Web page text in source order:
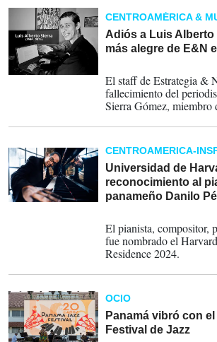
CENTROAMÉRICA &
Adiós a Luis Alberto
más alegre de E&N
El staff de Estrategia &
fallecimiento del
Sierra Gómez, miembro
entrevistas y generoso
CENTROAMERICA-
Universidad de
reconocimiento al
panameño Danilo
El pianista, compositor,
fue nombrado el
Residence 2024.
OCIO
Panamá vibró con el
Festival de Jazz